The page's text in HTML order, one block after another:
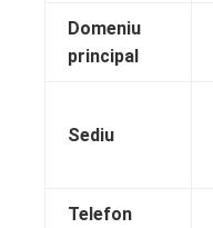
Domeniu
principal
Sediu
Telefon